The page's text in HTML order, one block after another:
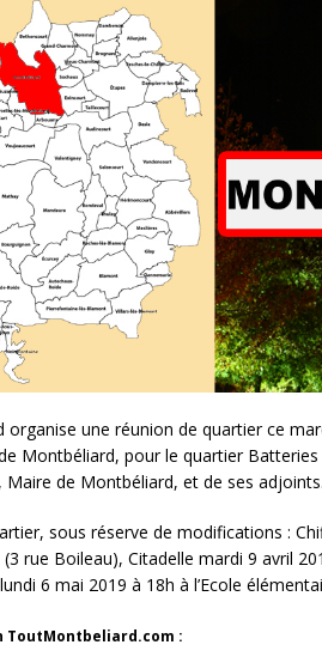
organise une réunion de quartier ce
Montbéliard, pour le quartier
de Montbéliard, et de ses adjoints.
sous réserve de modifications :
rue Boileau), Citadelle mardi 9 avril
6 mai 2019 à 18h à l’Ecole
: